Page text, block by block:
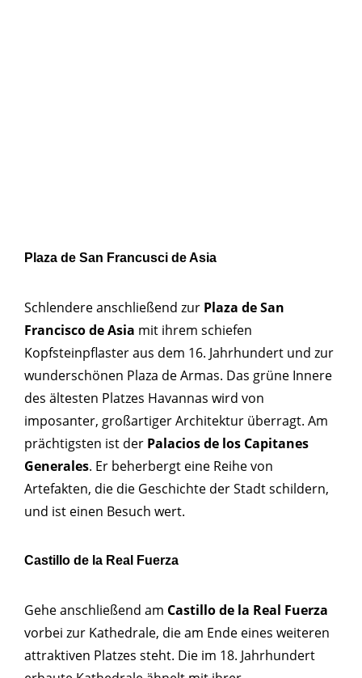
Plaza de San Francusci de Asia
Schlendere anschließend zur Plaza de San
Francisco de Asia mit ihrem schiefen
Kopfsteinpflaster aus dem 16. Jahrhundert und zur
wunderschönen Plaza de Armas. Das grüne Innere
des ältesten Platzes Havannas wird von
imposanter, großartiger Architektur überragt. Am
prächtigsten ist der Palacios de los Capitanes
Generales. Er beherbergt eine Reihe von
Artefakten, die die Geschichte der Stadt schildern,
und ist einen Besuch wert.
Castillo de la Real Fuerza
Gehe anschließend am Castillo de la Real Fuerza
vorbei zur Kathedrale, die am Ende eines weiteren
attraktiven Platzes steht. Die im 18. Jahrhundert